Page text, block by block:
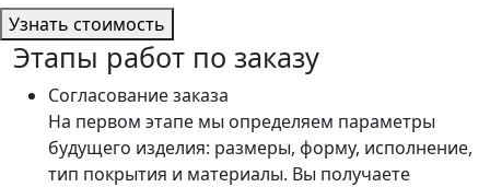
Узнать стоимость
Этапы работ по заказу
Согласование заказа
На первом этапе мы определяем параметры
будущего изделия: размеры, форму, исполнение,
тип покрытия и материалы. Вы получаете